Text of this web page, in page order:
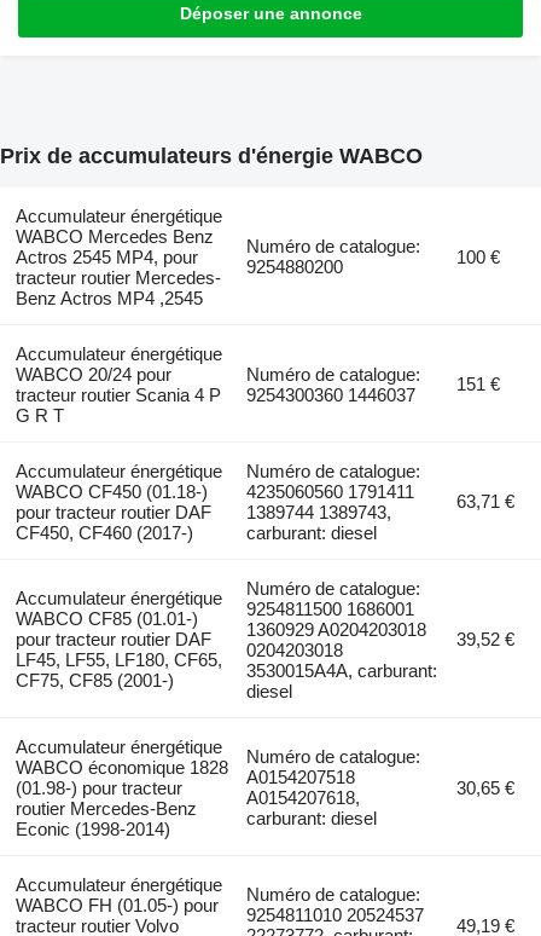
Déposer une annonce
Prix de accumulateurs d'énergie WABCO
Accumulateur énergétique
WABCO Mercedes Benz
Actros 2545 MP4, pour
tracteur routier Mercedes-
Benz Actros MP4 ,2545
Numéro de catalogue:
9254880200
100 €
Accumulateur énergétique
WABCO 20/24 pour
tracteur routier Scania 4 P
G R T
Numéro de catalogue:
9254300360 1446037
151 €
Accumulateur énergétique
WABCO CF450 (01.18-)
pour tracteur routier DAF
CF450, CF460 (2017-)
Numéro de catalogue:
4235060560 1791411
1389744 1389743,
carburant: diesel
63,71 €
Accumulateur énergétique
WABCO CF85 (01.01-)
pour tracteur routier DAF
LF45, LF55, LF180, CF65,
CF75, CF85 (2001-)
Numéro de catalogue:
9254811500 1686001
1360929 A0204203018
0204203018
3530015A4A, carburant:
diesel
39,52 €
Accumulateur énergétique
WABCO économique 1828
(01.98-) pour tracteur
routier Mercedes-Benz
Econic (1998-2014)
Numéro de catalogue:
A0154207518
A0154207618,
carburant: diesel
30,65 €
Accumulateur énergétique
WABCO FH (01.05-) pour
tracteur routier Volvo
Numéro de catalogue:
9254811010 20524537
49,19 €